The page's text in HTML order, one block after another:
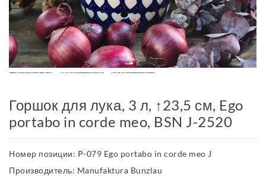
Горшок для лука, 3 л, ↑23,5 см, Ego
portabo in corde meo, BSN J-2520
Номер позиции: P-079 Ego portabo in corde meo J
Производитель: Manufaktura Bunzlau